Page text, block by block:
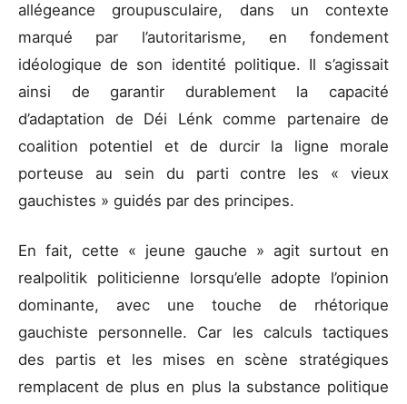
allégeance groupusculaire, dans un contexte
marqué par l’autoritarisme, en fondement
idéologique de son identité politique. Il s’agissait
ainsi de garantir durablement la capacité
d’adaptation de Déi Lénk comme partenaire de
coalition potentiel et de durcir la ligne morale
porteuse au sein du parti contre les « vieux
gauchistes » guidés par des principes.
En fait, cette « jeune gauche » agit surtout en
realpolitik politicienne lorsqu’elle adopte l’opinion
dominante, avec une touche de rhétorique
gauchiste personnelle. Car les calculs tactiques
des partis et les mises en scène stratégiques
remplacent de plus en plus la substance politique